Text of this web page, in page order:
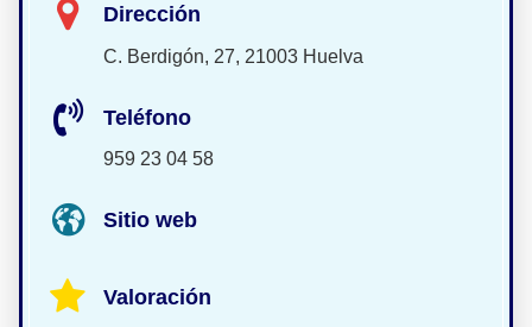
Dirección
C. Berdigón, 27, 21003 Huelva
Teléfono
959 23 04 58
Sitio web
Valoración